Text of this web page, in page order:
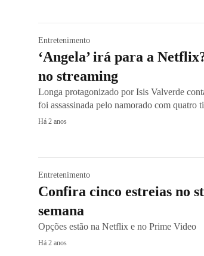
Entretenimento
‘Angela’ irá para a
no streaming
Longa protagonizado por Isis Valverde
foi assassinada pelo namorado com quatro
Há 2 anos
Entretenimento
Confira cinco estreias no
semana
Opções estão na Netflix e no Prime Video
Há 2 anos